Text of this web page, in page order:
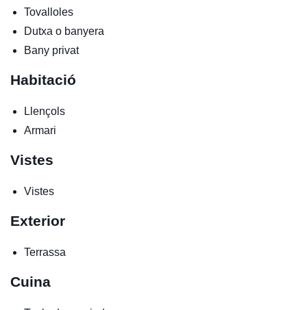
Tovalloles
Dutxa o banyera
Bany privat
Habitació
Llençols
Armari
Vistes
Vistes
Exterior
Terrassa
Cuina